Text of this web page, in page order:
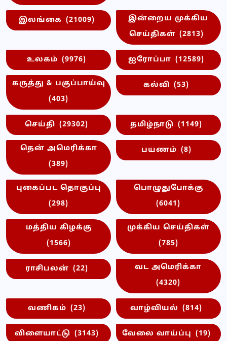
இலங்கை (21009)
இன்றைய முக்கிய
செய்திகள் (2813)
உலகம் (9976) ஐரோப்பா (12589)
கருத்து & பகுப்பாய்வு
(403)
கல்வி (53)
செய்தி (29302) தமிழ்நாடு (1149)
தென் அமெரிக்கா
(389)
பயணம் (8)
புகைப்பட தொகுப்பு
(298)
பொழுதுபோக்கு
(6041)
மத்திய கிழக்கு
(1566)
முக்கிய செய்திகள்
(785)
ராசிபலன் (22)
வட அமெரிக்கா
(4320)
வணிகம் (23) வாழ்வியல் (814)
விளையாட்டு (3143) வேலை வாய்ப்பு (19)